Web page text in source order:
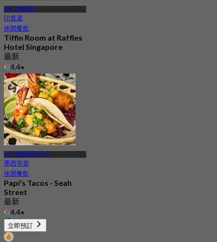
MRT 市政廳站
印度菜
休閒餐飲
Tiffin Room at Raffles
Hotel Singapore
最新
4.4
起S$ 101
MRT 濱海藝術中心站
墨西哥菜
休閒餐飲
Papi's Tacos - Seah
Street
最新
4.4
起S$ 25
立即預訂